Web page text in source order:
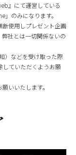
』にて運営している
のみになります。
使用しプレゼント企画
社とは一切関係ないの
）などを受け取った際
していただくようお願
いいたします。